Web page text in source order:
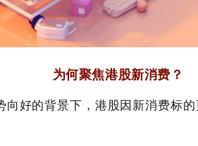
为何聚焦港股新消费？
向好的背景下，港股因新消费标